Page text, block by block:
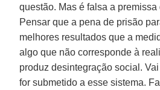
questão. Mas é falsa a
Pensar que a pena de prisão
melhores resultados que a
algo que não corresponde à
produz desintegração social.
for submetido a esse sistema.